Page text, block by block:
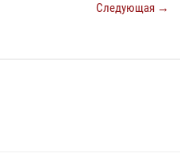
Следующая →